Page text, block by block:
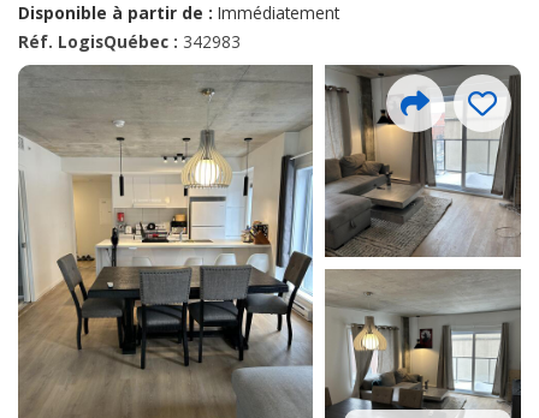
Disponible à partir de : Immédiatement
Réf. LogisQuébec : 342983